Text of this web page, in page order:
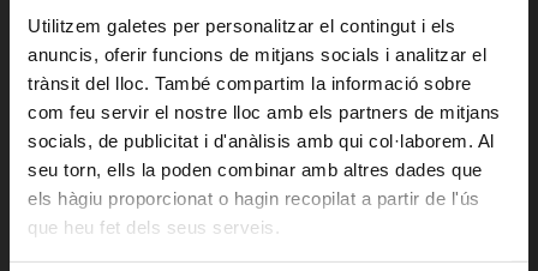
Utilitzem galetes per personalitzar el contingut i els
anuncis, oferir funcions de mitjans socials i analitzar el
trànsit del lloc. També compartim la informació sobre
com feu servir el nostre lloc amb els partners de mitjans
socials, de publicitat i d'anàlisis amb qui col·laborem. Al
seu torn, ells la poden combinar amb altres dades que
els hàgiu proporcionat o hagin recopilat a partir de l'ús
que heu fet dels seus serveis.
Carrer de la Cúria
AD500 Andorra la Vella
(Principat d’Andorra)
HORARI D’OFICINA
Dilluns-Dissabte: de 8h a 20h